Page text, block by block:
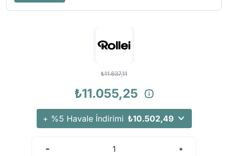
₺11.637,11
₺11.055,25
+ %5 Havale İndirimi ₺10.502,49